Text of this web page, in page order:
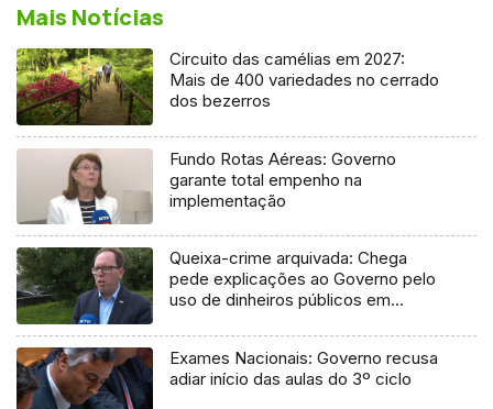
Mais Notícias
Circuito das camélias em 2027:
Mais de 400 variedades no cerrado
dos bezerros
Fundo Rotas Aéreas: Governo
garante total empenho na
implementação
Queixa-crime arquivada: Chega
pede explicações ao Governo pelo
uso de dinheiros públicos em
Exames Nacionais: Governo recusa
adiar início das aulas do 3º ciclo